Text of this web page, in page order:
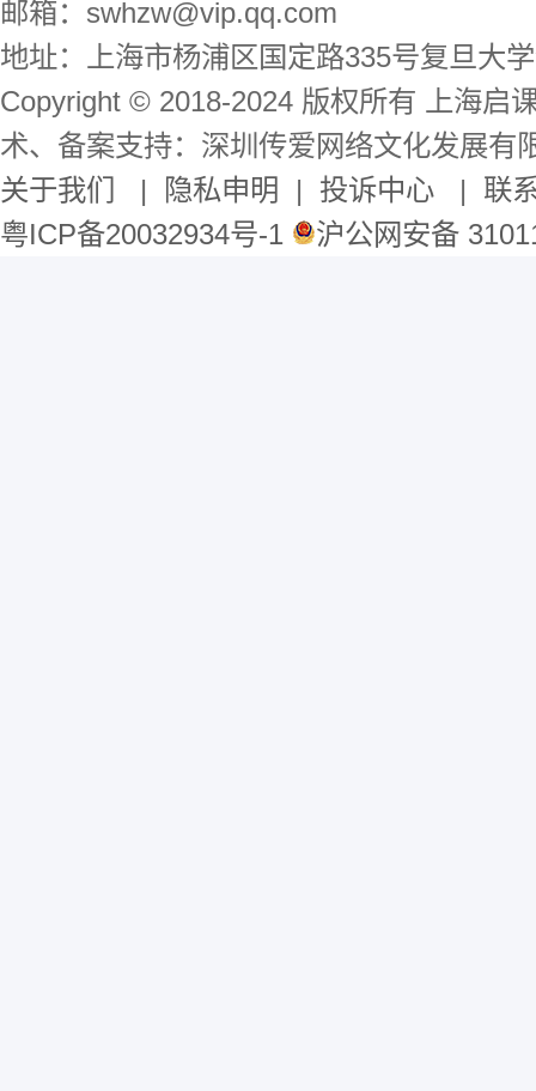
邮箱：swhzw@vip.qq.com
地址：上海市杨浦区国定路335号复旦大
Copyright © 2018-2024 版权所有 上海启
术、备案支持：深圳传爱网络文化发展有
关于我们
| 隐私申明 | 投诉中心 | 联
粤ICP备20032934号-1
沪公网安备